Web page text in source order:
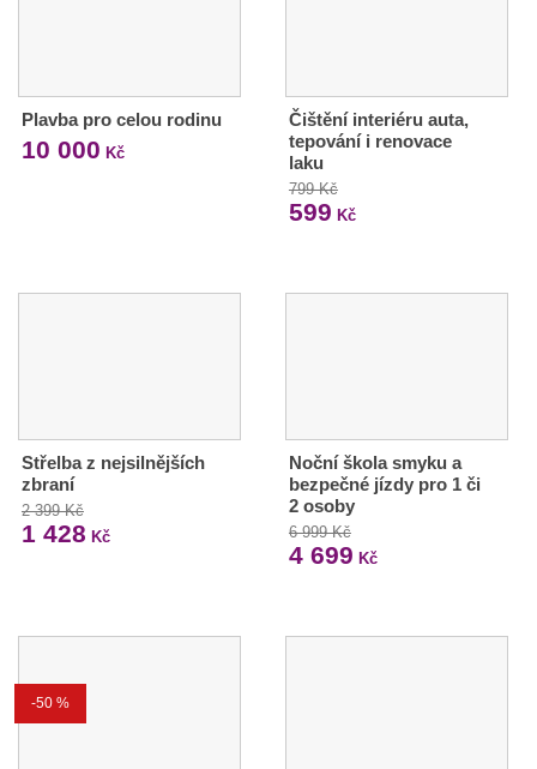
Plavba pro celou rodinu
10 000 Kč
Čištění interiéru auta,
tepování i renovace
laku
799 Kč
599 Kč
Střelba z nejsilnějších
zbraní
2 399 Kč
1 428 Kč
Noční škola smyku a
bezpečné jízdy pro 1 či
2 osoby
6 999 Kč
4 699 Kč
-50 %